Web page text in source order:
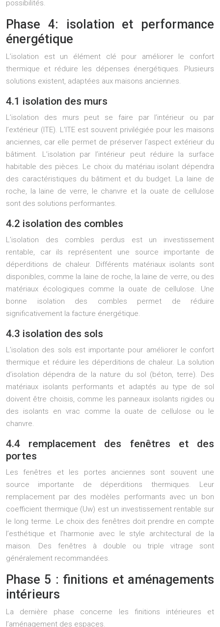
possibilités.
Phase 4: isolation et performance
énergétique
L’isolation est un élément clé pour améliorer le confort
thermique et réduire les dépenses énergétiques. Plusieurs
solutions existent, adaptées aux maisons anciennes.
4.1 isolation des murs
L’isolation des murs peut se faire par l’intérieur ou par
l’extérieur (ITE). L’ITE est souvent privilégiée pour les maisons
anciennes, car elle permet de préserver l’aspect extérieur du
bâtiment. L’isolation par l’intérieur peut réduire la surface
habitable des pièces. Le choix du matériau isolant dépendra
des caractéristiques du bâtiment et du budget. La laine de
roche, la laine de verre, le chanvre et la ouate de cellulose
sont des solutions performantes.
4.2 isolation des combles
L’isolation des combles perdus est un investissement
rentable, car ils représentent une source importante de
déperditions de chaleur. Différents matériaux isolants sont
disponibles, comme la laine de roche, la laine de verre, ou des
matériaux écologiques comme la ouate de cellulose. Une
bonne isolation des combles permet de réduire
significativement la facture énergétique.
4.3 isolation des sols
L’isolation des sols est importante pour améliorer le confort
thermique et réduire les déperditions de chaleur. La solution
d’isolation dépendra de la nature du sol (béton, terre). Des
matériaux isolants performants et adaptés au type de sol
doivent être choisis, comme les panneaux isolants rigides ou
des isolants en vrac comme la ouate de cellulose ou le
chanvre.
4.4 remplacement des fenêtres et des
portes
Les fenêtres et les portes anciennes sont souvent une
source importante de déperditions thermiques. Leur
remplacement par des modèles performants avec un bon
coefficient thermique (Uw) est un investissement rentable sur
le long terme. Le choix des fenêtres doit prendre en compte
l’esthétique et l’harmonie avec le style architectural de la
maison. Des fenêtres à double ou triple vitrage sont
généralement recommandées.
Phase 5 : finitions et aménagements
intérieurs
La dernière phase concerne les finitions intérieures et
l’aménagement des espaces.